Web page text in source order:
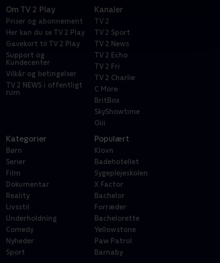
Om TV 2 Play
Priser og abonnement
Her kan du se TV 2 Play
Gavekort til TV 2 Play
Support og
Kundecenter
Vilkår og betingelser
TV 2 NEWS i offentligt
rum
Kanaler
TV 2
TV 2 Sport
TV 2 News
TV 2 Echo
TV 2 Fri
TV 2 Charlie
C More
BritBox
SkyShowtime
Oiii
Kategorier
Børn
Serier
Film
Dokumentar
Reality
Livsstil
Underholdning
Comedy
Nyheder
Sport
Populært
Klovn
Badehotellet
Sygeplejeskolen
X Factor
Bachelor
Forræder
Bachelorette
Yellowstone
Paw Patrol
Barnaby